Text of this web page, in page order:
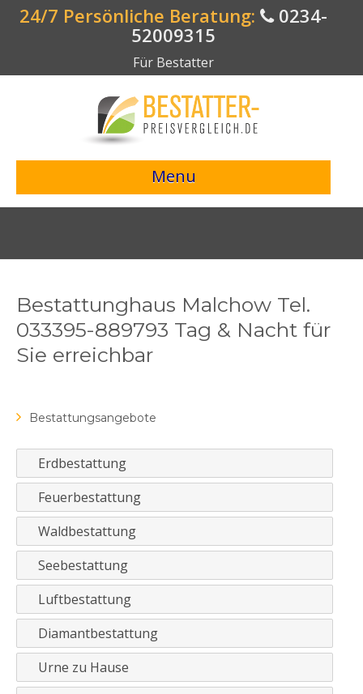
24/7 Persönliche Beratung:
0234-
52009315
Für Bestatter
Menu
> Preisvergleich starten <
Bestattungsvorsorge
Bestattunghaus Malchow Tel.
033395-889793 Tag & Nacht für
Sie erreichbar
Bestattungsangebote
Erdbestattung
Feuerbestattung
Waldbestattung
Seebestattung
Luftbestattung
Diamantbestattung
Urne zu Hause